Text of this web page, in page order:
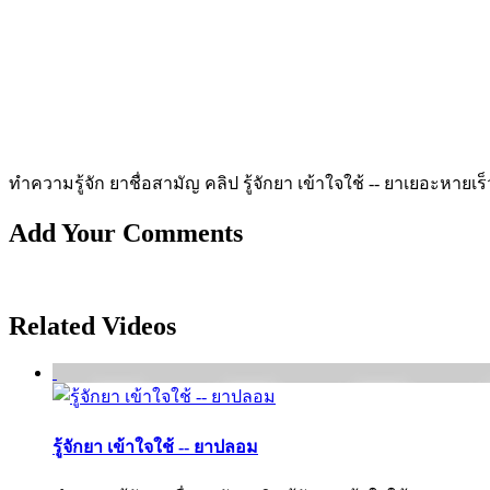
ทำความรู้จัก ยาชื่อสามัญ คลิป รู้จักยา เข้าใจใช้ -- ยาเยอะหายเร็
Add Your Comments
Related Videos
รู้จักยา เข้าใจใช้ -- ยาปลอม